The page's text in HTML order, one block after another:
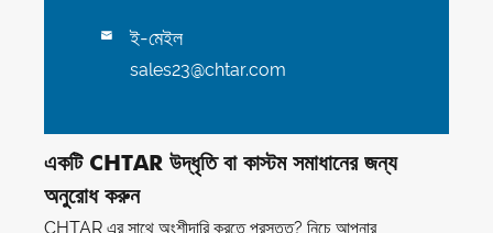
 ই-মেইল
sales23@chtar.com
একটি CHTAR উদ্ধৃতি বা কাস্টম সমাধানের জন্য
অনুরোধ করুন
CHTAR এর সাথে অংশীদারি করতে প্রস্তুত? নিচে আপনার